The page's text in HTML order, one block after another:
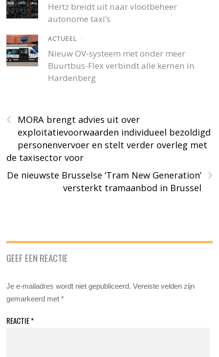
Hertz breidt uit naar vlootbeheer
autonome taxi’s
ACTUEEL /
Nieuw OV-systeem met onder meer
Buurtbus-Flex verbindt alle kernen in
Hardenberg
‹
MORA brengt advies uit over
exploitatievoorwaarden individueel bezoldigd
personenvervoer en stelt verder overleg met
de taxisector voor
›
De nieuwste Brusselse ‘Tram New Generation’
versterkt tramaanbod in Brussel
GEEF EEN REACTIE
Je e-mailadres wordt niet gepubliceerd. Vereiste velden zijn
gemarkeerd met*
REACTIE*